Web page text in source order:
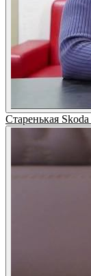
Старенькая